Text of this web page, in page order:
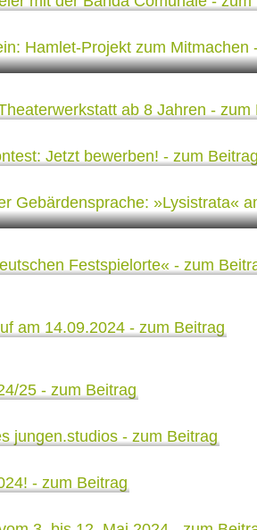
Theaterwerkstatt
Contest: Jetzt
23. November
»10 deutschen
am
STTS
vom 3. bis 12.
2024: